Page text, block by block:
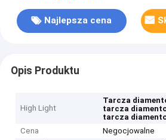
Najlepsza cena
Opis Produktu
High Light
Tarcza
tarcza
tarcza
Cena
Negocjowalne